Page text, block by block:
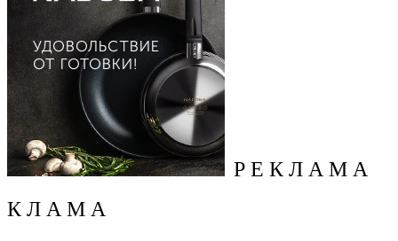
Р Е К Л А М А
К Л А М А